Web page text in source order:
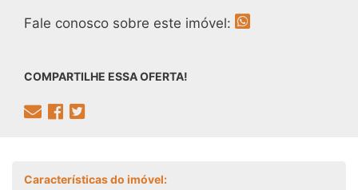
Fale conosco sobre este imóvel:
COMPARTILHE ESSA OFERTA!
Características do imóvel: